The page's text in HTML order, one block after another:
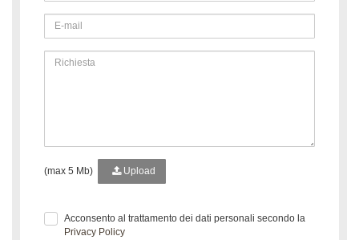
(max 5 Mb) Upload
Acconsento al trattamento dei dati personali secondo la
Privacy Policy